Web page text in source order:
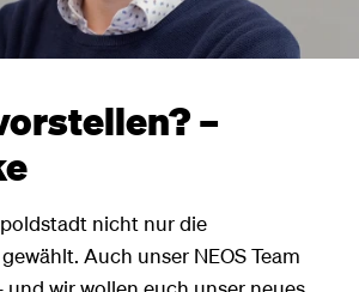
–
nicht nur die
Auch unser NEOS Team